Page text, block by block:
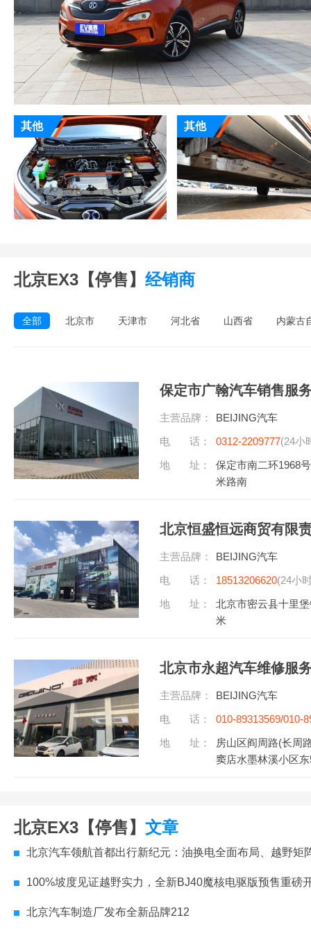
其他 其他
北京EX3【停售】 经销商
全部 北京市 天津市 河北省 山西省 内蒙古
保定市广翰汽车销售服
主营品牌：
BEIJING汽车
电 话：
0312-2209777(24小
地 址：
保定市南二环1968
米路南
北京恒盛恒远商贸有限
主营品牌：
BEIJING汽车
电 话：
18513206620(24小
地 址：
北京市密云县十里
米
北京市永超汽车维修服
主营品牌：
BEIJING汽车
电 话：
010-89313569/010-
听)
地 址：
房山区阎周路(长周
窦店水墨林溪小区
北京EX3【停售】 文章
北京汽车领航首都出行新纪元：油换电全面布局、越野矩阵突破、服务护航高质
100%坡度见证越野实力，全新BJ40魔核电驱版预售重磅
北京汽车制造厂发布全新品牌212